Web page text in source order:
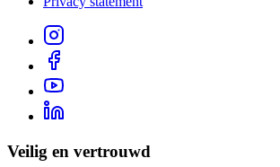
Veilig en vertrouwd